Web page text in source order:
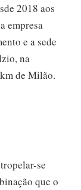
2018 aos
empresa
e a sede
na
de Milão.
se
que o